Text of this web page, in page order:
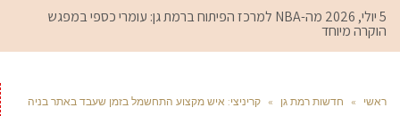
5 יולי, 2026
מה-NBA למרכז הפיתוח ברמת גן: עומרי כספי במפגש
הוקרה מיוחד
ראשי » חדשות רמת גן » קריניצי: איש מקצוע התחשמל בזמן שעבד באתר בניה